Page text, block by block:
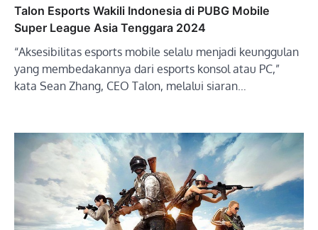
Talon Esports Wakili Indonesia di PUBG Mobile
Super League Asia Tenggara 2024
“Aksesibilitas esports mobile selalu menjadi keunggulan
yang membedakannya dari esports konsol atau PC,”
kata Sean Zhang, CEO Talon, melalui siaran…